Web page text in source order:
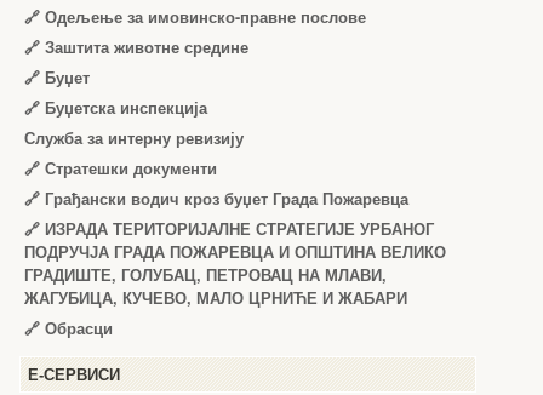
🔗 Одељење за имовинско-правне послове
🔗 Заштита животне средине
🔗 Буџет
🔗 Буџетска инспекција
Служба за интерну ревизију
🔗 Стратешки документи
🔗 Грађански водич кроз буџет Града Пожаревца
🔗 ИЗРАДА ТЕРИТОРИЈАЛНЕ СТРАТЕГИЈЕ УРБАНОГ
ПОДРУЧЈА ГРАДА ПОЖАРЕВЦА И ОПШТИНА ВЕЛИКО
ГРАДИШТЕ, ГОЛУБАЦ, ПЕТРОВАЦ НА МЛАВИ,
ЖАГУБИЦА, КУЧЕВО, МАЛО ЦРНИЋЕ И ЖАБАРИ
🔗 Обрасци
Е-СЕРВИСИ